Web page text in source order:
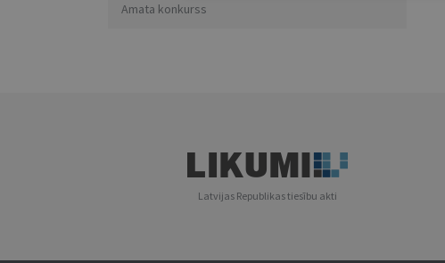
Amata konkurss
Latvijas Republikas tiesību akti